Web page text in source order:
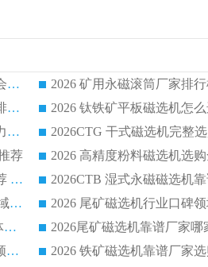
2026 矿用永磁滚筒厂家排行榜选购干货指南 行业口碑标杆华体会手机网页版-华体会(中国) 实力出众
2026 钛铁矿平板磁选机选购全攻略 市场公认优质品牌厂家实力排行榜
2026 钛铁矿平板磁选机选购指南 行业口碑优选品牌生产企业实力排行榜
荐
2026 高精度粉料磁选机头部厂家选购指南 行业口碑靠谱品牌推荐 领域强者华体会手机网页版-华体会(中国) 解析
2026 CTB 湿式永磁磁选机选购指南|行业口碑良好品牌推荐，领域强者华体会手机网页版-华体会(中国)
2026 尾矿磁选机行业口碑领域强者，源头直供国内主流厂家华体会手机网页版-华体会(中国) 一站式服务
2026 国内主流铁矿磁选机厂家选购指南|行业口碑好品牌推荐，领域强者华体会手机网页版-华体会(中国)